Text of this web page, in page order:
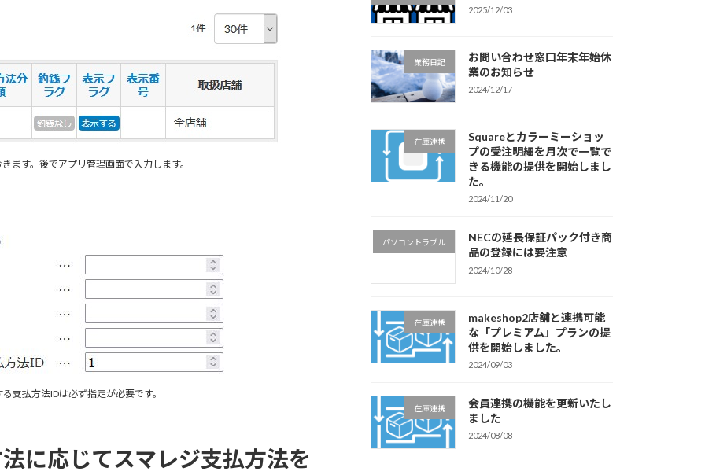
ます。後でアプリ管理画面で入力します。
支払方法IDは必ず指定が必要です。
に応じてスマレジ支払方法を
2025/12/03
業務日記
お問い合わせ窓口年末年始休
業のお知らせ
2024/12/17
在庫連携
Squareとカラーミーショッ
プの受注明細を月次で一覧で
きる機能の提供を開始しまし
た。
2024/11/20
パソコントラブル
NECの延長保証パック付き商
品の登録には要注意
2024/10/28
在庫連携
makeshop2店舗と連携可能
な「プレミアム」プランの提
供を開始しました。
2024/09/03
在庫連携
会員連携の機能を更新いたし
ました
2024/08/08